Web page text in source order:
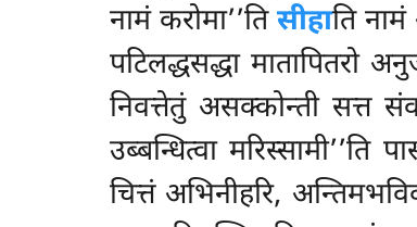
नामं करोमा’’ति सीहाति
पटिलद्धसद्धा मातापितरो
निवत्तेतुं असक्कोन्ती सत्त
उब्बन्धित्वा
चित्तं अभिनीहरि,